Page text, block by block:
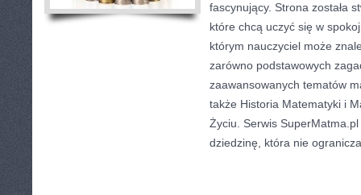
fascynujący. Strona została
które chcą uczyć się w
którym nauczyciel może
zarówno podstawowych
zaawansowanych tematów
także Historia Matematyki i
Życiu. Serwis
dziedzinę, która nie ogranicza